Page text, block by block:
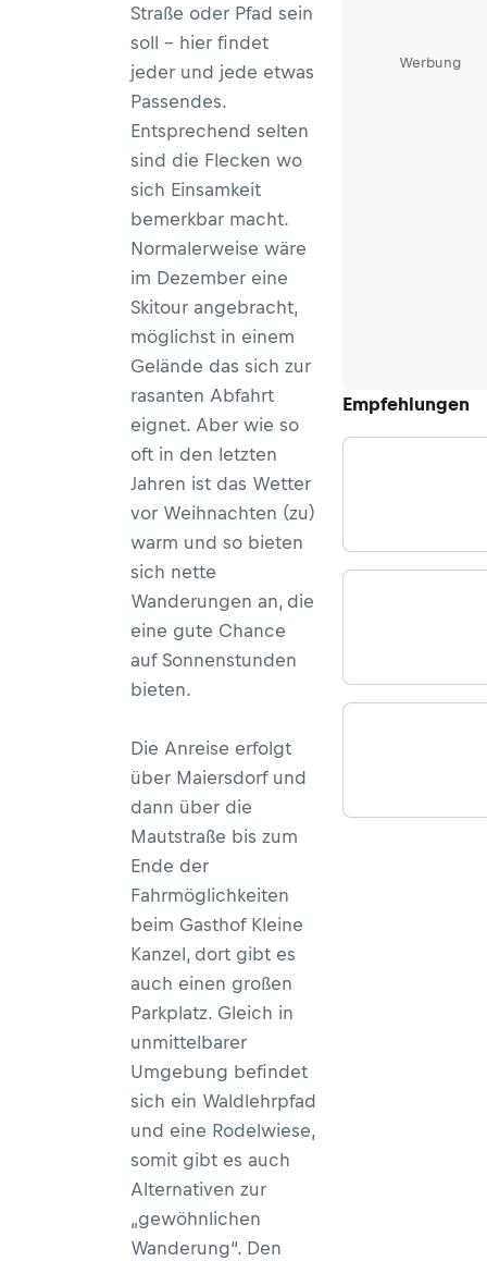
Werbung
Empfehlungen
Straße oder Pfad sein
soll – hier findet
jeder und jede etwas
Passendes.
Entsprechend selten
sind die Flecken wo
sich Einsamkeit
bemerkbar macht.
Normalerweise wäre
im Dezember eine
Skitour angebracht,
möglichst in einem
Gelände das sich zur
rasanten Abfahrt
eignet. Aber wie so
oft in den letzten
Jahren ist das Wetter
vor Weihnachten (zu)
warm und so bieten
sich nette
Wanderungen an, die
eine gute Chance
auf Sonnenstunden
bieten.
Die Anreise erfolgt
über Maiersdorf und
dann über die
Mautstraße bis zum
Ende der
Fahrmöglichkeiten
beim Gasthof Kleine
Kanzel, dort gibt es
auch einen großen
Parkplatz. Gleich in
unmittelbarer
Umgebung befindet
sich ein Waldlehrpfad
und eine Rodelwiese,
somit gibt es auch
Alternativen zur
„gewöhnlichen
Wanderung“. Den